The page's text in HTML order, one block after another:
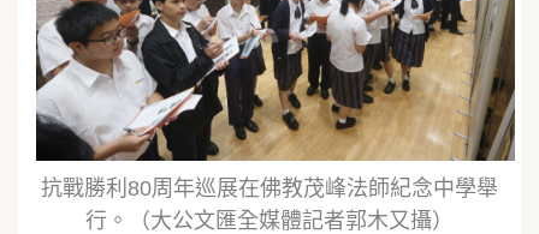
抗戰勝利80周年巡展在佛教茂峰法師紀念中學舉
行。（大公文匯全媒體記者郭木又攝）